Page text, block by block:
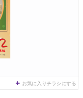
お気に入りチラシにする